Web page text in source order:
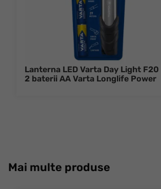
Lanterna LED Varta Day Light F20
2 baterii AA Varta Longlife Power
Mai multe produse